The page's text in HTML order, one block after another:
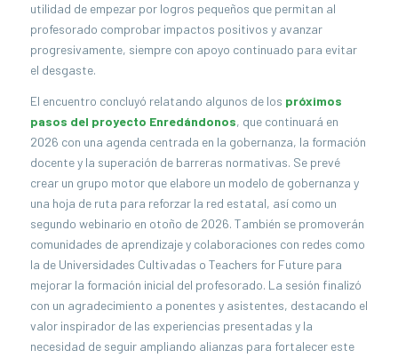
utilidad de empezar por logros pequeños que permitan al
profesorado comprobar impactos positivos y avanzar
progresivamente, siempre con apoyo continuado para evitar
el desgaste.
El encuentro concluyó relatando algunos de los próximos
pasos del proyecto Enredándonos, que continuará en
2026 con una agenda centrada en la gobernanza, la formación
docente y la superación de barreras normativas. Se prevé
crear un grupo motor que elabore un modelo de gobernanza y
una hoja de ruta para reforzar la red estatal, así como un
segundo webinario en otoño de 2026. También se promoverán
comunidades de aprendizaje y colaboraciones con redes como
la de Universidades Cultivadas o Teachers for Future para
mejorar la formación inicial del profesorado. La sesión finalizó
con un agradecimiento a ponentes y asistentes, destacando el
valor inspirador de las experiencias presentadas y la
necesidad de seguir ampliando alianzas para fortalecer este